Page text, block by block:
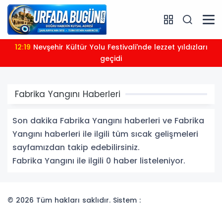
12:19
geçidi
Fabrika Yangını Haberleri
Son dakika Fabrika Yangını haberleri ve Fabrika
Yangını haberleri ile ilgili tüm sıcak gelişmeleri
sayfamızdan takip edebilirsiniz.
Fabrika Yangını ile ilgili 0 haber listeleniyor.
© 2026 Tüm hakları saklıdır. Sistem :